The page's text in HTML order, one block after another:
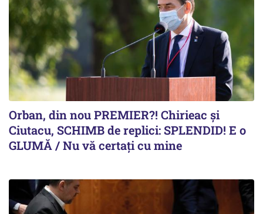
Orban, din nou PREMIER?! Chirieac și
Ciutacu, SCHIMB de replici: SPLENDID! E o
GLUMĂ / Nu vă certați cu mine